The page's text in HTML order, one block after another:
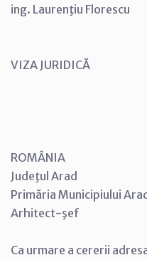
ing. Laurenţiu Florescu
VIZA JURIDICĂ
ROMÂNIA
Judeţul Arad
Primăria Municipiului
Arhitect-şef
Ca urmare a cererii